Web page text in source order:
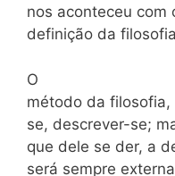
nos aconteceu com
definição da
O
método da
se, descrever-se;
que dele se der, a
será sempre